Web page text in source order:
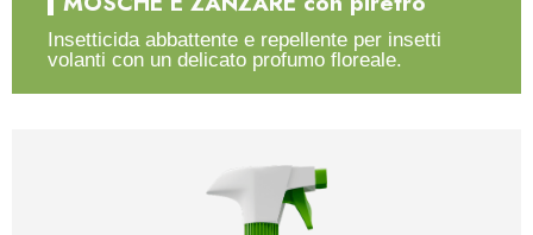
Insetticida abbattente e repellente per insetti
volanti con un delicato profumo floreale.